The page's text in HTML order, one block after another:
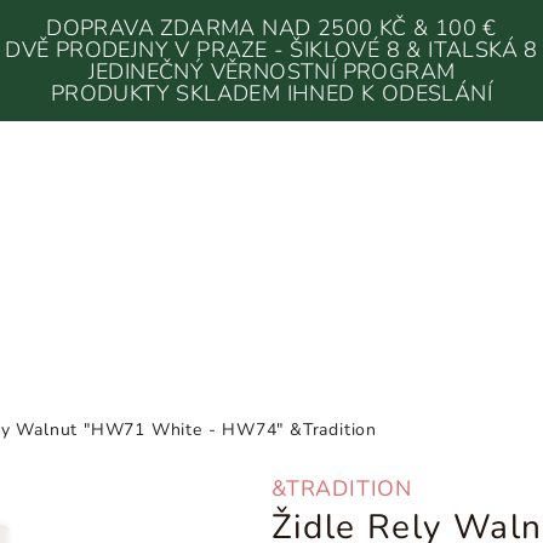
DOPRAVA ZDARMA NAD 2500 KČ & 100 €
DVĚ PRODEJNY V PRAZE - ŠIKLOVÉ 8 & ITALSKÁ 8
JEDINEČNÝ VĚRNOSTNÍ PROGRAM
PRODUKTY SKLADEM IHNED K ODESLÁNÍ
Walnut "HW71 White - HW74" &Tradition
&TRADITION
Židle Rely